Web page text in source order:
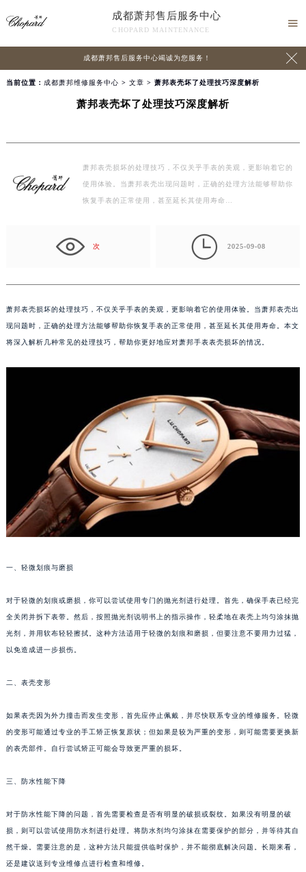
成都萧邦售后服务中心
CHOPARD MAINTENANCE

成都萧邦售后服务中心竭诚为您服务！ 
当前位置： 成都萧邦维修服务中心 > 文章 > 萧邦表壳坏了处理技巧深度解析
萧邦表壳坏了处理技巧深度解析
萧邦表壳损坏的处理技巧，不仅关乎手表的美观，更影响着它的
使用体验。当萧邦表壳出现问题时，正确的处理方法能够帮助你
恢复手表的正常使用，甚至延长其使用寿命…
次  2025-09-08
萧邦表壳损坏的处理技巧，不仅关乎手表的美观，更影响着它的使用体验。当萧邦表壳出
现问题时，正确的处理方法能够帮助你恢复手表的正常使用，甚至延长其使用寿命。本文
将深入解析几种常见的处理技巧，帮助你更好地应对萧邦手表表壳损坏的情况。
一、轻微划痕与磨损
对于轻微的划痕或磨损，你可以尝试使用专门的抛光剂进行处理。首先，确保手表已经完
全关闭并拆下表带。然后，按照抛光剂说明书上的指示操作，轻柔地在表壳上均匀涂抹抛
光剂，并用软布轻轻擦拭。这种方法适用于轻微的划痕和磨损，但要注意不要用力过猛，
以免造成进一步损伤。
二、表壳变形
如果表壳因为外力撞击而发生变形，首先应停止佩戴，并尽快联系专业的维修服务。轻微
的变形可能通过专业的手工矫正恢复原状；但如果是较为严重的变形，则可能需要更换新
的表壳部件。自行尝试矫正可能会导致更严重的损坏。
三、防水性能下降
对于防水性能下降的问题，首先需要检查是否有明显的破损或裂纹。如果没有明显的破
损，则可以尝试使用防水剂进行处理。将防水剂均匀涂抹在需要保护的部分，并等待其自
然干燥。需要注意的是，这种方法只能提供临时保护，并不能彻底解决问题。长期来看，
还是建议送到专业维修点进行检查和维修。